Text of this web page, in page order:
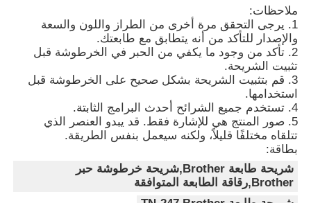
رقاقة حبر كانون
رقاقة التونر OKI
شريحة حبر طابعة Brother
شريحة التونر من مينولتا
رقاقة حبر ريكو
L3730CDN/MFC-
L3750CDW/MFC-
3770CDW
TN-247
DCP-L3510CDW/DCP-
L3517CDW/DCP-
HL-L3210CW/HL-
L3230CDW/HL-
L3270CDW
MFC-L3710CW/MFC-
L3750CDW/MFC-
3770CDW
3K/2.3K
KCMY
ملاحظات:
1. يرجى التحقق مرة أخرى من الطراز واللون والسعة
والإصدار للتأكد من أنه يتطابق مع طابعتك.
2. تأكد من وجود ما يكفي من الحبر في الخرطوشة قبل
تثبيت الشريحة.
3. قم بتثبيت الشريحة بشكل صحيح على الخرطوشة قبل
استخدامها.
4. تستخدم جميع الشرائح أحدث البرامج الثابتة.
5. صور المنتج هي للإشارة فقط. قد يبدو العنصر الذي
تتلقاه مختلفًا قليلاً، ولكنه سيعمل بنفس الطريقة.
بطاقة:
شريحة طابعة Brother,شريحة خرطوشة حبر
Brother,رقاقة الطابعة المتوافقة